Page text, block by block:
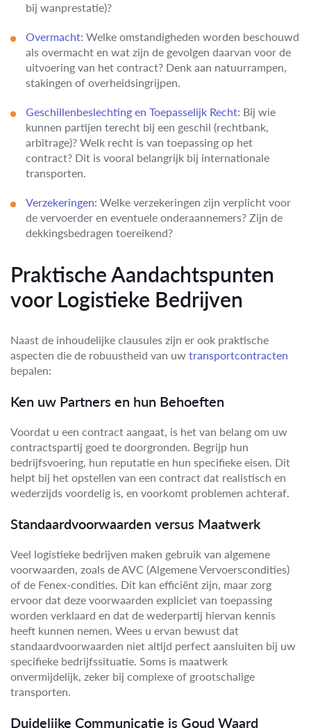
bij wanprestatie)?
Overmacht: Welke omstandigheden worden beschouwd
als overmacht en wat zijn de gevolgen daarvan voor de
uitvoering van het contract? Denk aan natuurrampen,
stakingen of overheidsingrijpen.
Geschillenbeslechting en Toepasselijk Recht: Bij wie
kunnen partijen terecht bij een geschil (rechtbank,
arbitrage)? Welk recht is van toepassing op het
contract? Dit is vooral belangrijk bij internationale
transporten.
Verzekeringen: Welke verzekeringen zijn verplicht voor
de vervoerder en eventuele onderaannemers? Zijn de
dekkingsbedragen toereikend?
Praktische Aandachtspunten
voor Logistieke Bedrijven
Naast de inhoudelijke clausules zijn er ook praktische
aspecten die de robuustheid van uw transportcontracten
bepalen:
Ken uw Partners en hun Behoeften
Voordat u een contract aangaat, is het van belang om uw
contractspartij goed te doorgronden. Begrijp hun
bedrijfsvoering, hun reputatie en hun specifieke eisen. Dit
helpt bij het opstellen van een contract dat realistisch en
wederzijds voordelig is, en voorkomt problemen achteraf.
Standaardvoorwaarden versus Maatwerk
Veel logistieke bedrijven maken gebruik van algemene
voorwaarden, zoals de AVC (Algemene Vervoerscondities)
of de Fenex-condities. Dit kan efficiënt zijn, maar zorg
ervoor dat deze voorwaarden expliciet van toepassing
worden verklaard en dat de wederpartij hiervan kennis
heeft kunnen nemen. Wees u ervan bewust dat
standaardvoorwaarden niet altijd perfect aansluiten bij uw
specifieke bedrijfssituatie. Soms is maatwerk
onvermijdelijk, zeker bij complexe of grootschalige
transporten.
Duidelijke Communicatie is Goud Waard